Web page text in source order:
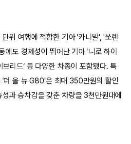
위 여행에 적합한 기아 '카니발', '쏘렌
에도 경제성이 뛰어난 기아 '니로 하이
리드’ 등 다양한 차종이 포함됐다. 특
'더 올 뉴 G80'은 최대 350만원의 할인
과 승차감을 갖춘 차량을 3천만원대에